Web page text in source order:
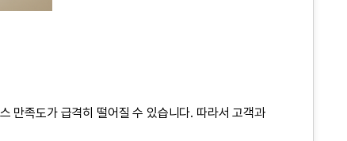
만족도가 급격히 떨어질 수 있습니다. 따라서 고객과